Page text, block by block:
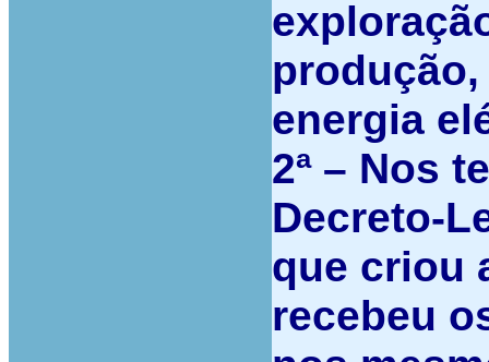
energia
2ª – Nos
Decreto-
que criou
recebeu